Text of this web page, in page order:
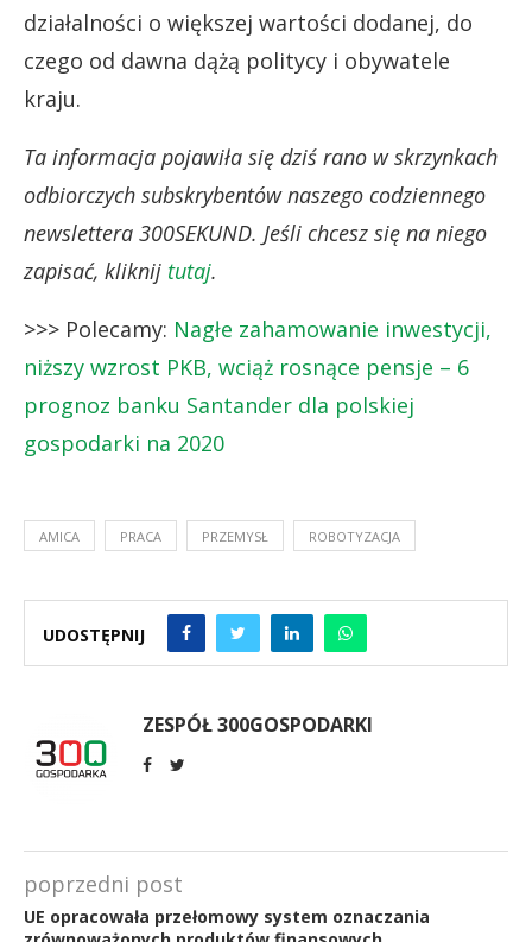
działalności o większej wartości dodanej, do
czego od dawna dążą politycy i obywatele
kraju.
Ta informacja pojawiła się dziś rano w skrzynkach
odbiorczych subskrybentów naszego codziennego
newslettera 300SEKUND. Jeśli chcesz się na niego
zapisać, kliknij tutaj.
>>> Polecamy: Nagłe zahamowanie inwestycji,
niższy wzrost PKB, wciąż rosnące pensje – 6
prognoz banku Santander dla polskiej
gospodarki na 2020
AMICA PRACA PRZEMYSŁ ROBOTYZACJA
UDOSTĘPNIJ
ZESPÓŁ 300GOSPODARKI
poprzedni post
UE opracowała przełomowy system oznaczania